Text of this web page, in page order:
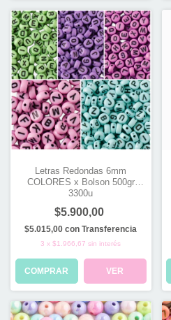
Letras Redondas 6mm
COLORES x Bolson 500gr
3300u
$5.900,00
$5.015,00con Transferencia
3 x$1.966,67 sin interés
COMPRAR VER